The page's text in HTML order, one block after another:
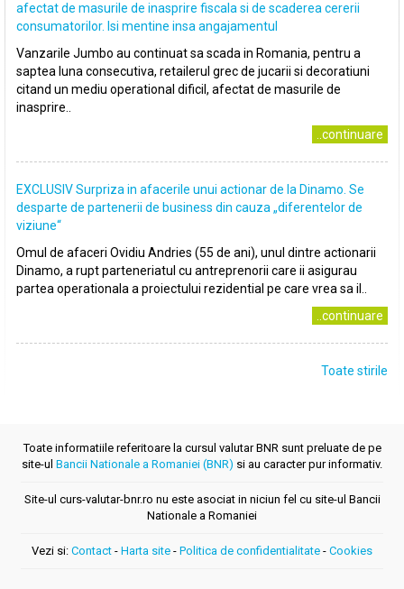
afectat de masurile de inasprire fiscala si de scaderea cererii
consumatorilor. Isi mentine insa angajamentul
Vanzarile Jumbo au continuat sa scada in Romania, pentru a
saptea luna consecutiva, retailerul grec de jucarii si decoratiuni
citand un mediu operational dificil, afectat de masurile de
inasprire..
..continuare
EXCLUSIV Surpriza in afacerile unui actionar de la Dinamo. Se
desparte de partenerii de business din cauza „diferentelor de
viziune“
Omul de afaceri Ovidiu Andries (55 de ani), unul dintre actionarii
Dinamo, a rupt parteneriatul cu antreprenorii care ii asigurau
partea operationala a proiectului rezidential pe care vrea sa il..
..continuare
Toate stirile
Toate informatiile referitoare la cursul valutar BNR sunt preluate de pe
site-ul Bancii Nationale a Romaniei (BNR) si au caracter pur informativ.
Site-ul curs-valutar-bnr.ro nu este asociat in niciun fel cu site-ul Bancii
Nationale a Romaniei
Vezi si: Contact - Harta site - Politica de confidentialitate - Cookies